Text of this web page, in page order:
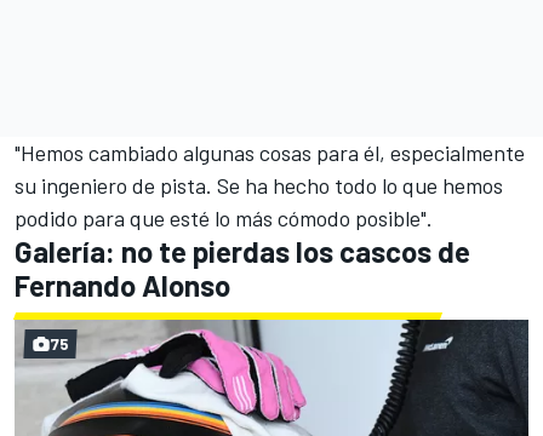
"Hemos cambiado algunas cosas para él, especialmente
su ingeniero de pista. Se ha hecho todo lo que hemos
podido para que esté lo más cómodo posible".
Galería: no te pierdas los cascos de
Fernando Alonso
75